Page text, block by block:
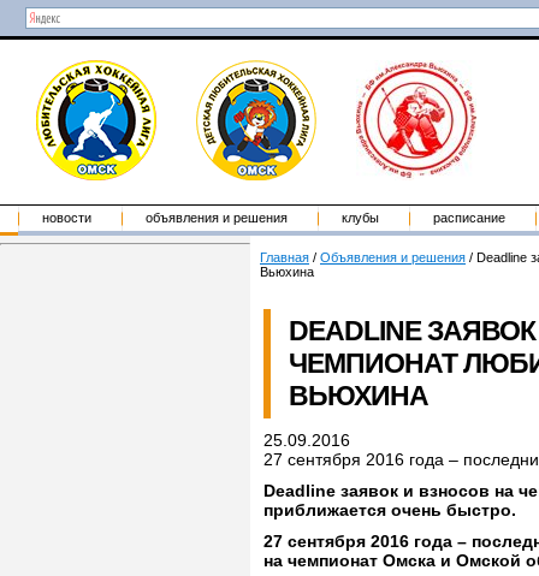
новости объявления и решения клубы расписание
Главная / Объявления и решения / Deadline
Вьюхина
DEADLINE
ЧЕМПИОНАТ
ВЬЮХИНА
25.09.2016
27 сентября 2016 года –
Deadline заявок и взносов на
приближается очень быстро.
27 сентября 2016 года –
на чемпионат Омска и Омской